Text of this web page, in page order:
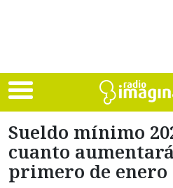
Sueldo mínimo
cuanto
primero de enero